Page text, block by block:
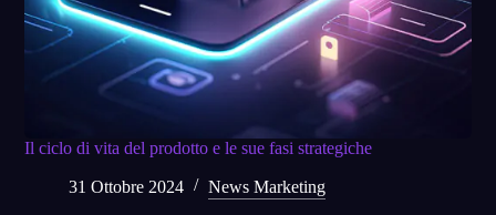
Il ciclo di vita del prodotto e le sue fasi strategiche
31 Ottobre 2024 News Marketing